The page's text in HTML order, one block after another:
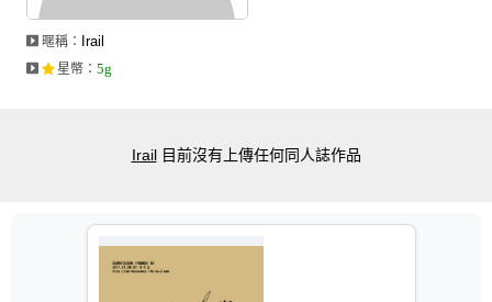
暱稱： Irail
星幣 ：5g
Irail目前沒有上傳任何同人誌作品